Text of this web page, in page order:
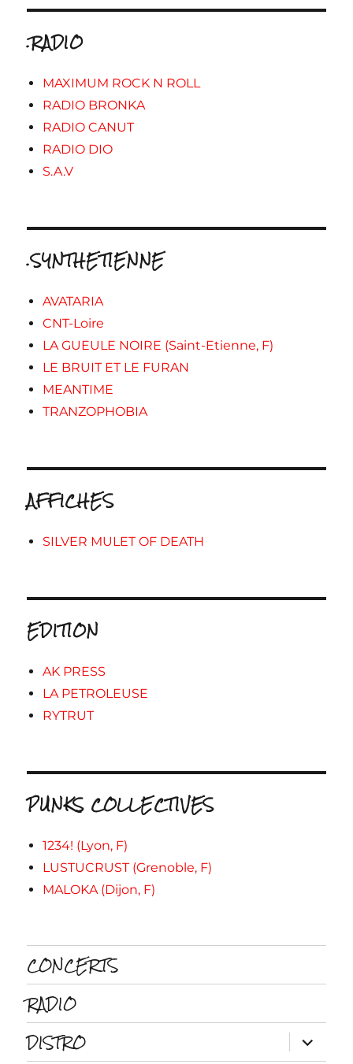
.RADIO
MAXIMUM ROCK N ROLL
RADIO BRONKA
RADIO CANUT
RADIO DIO
S.A.V
.SYNTHETIENNE
AVATARIA
CNT-Loire
LA GUEULE NOIRE (Saint-Etienne, F)
LE BRUIT ET LE FURAN
MEANTIME
TRANZOPHOBIA
AFFICHES
SILVER MULET OF DEATH
EDITION
AK PRESS
LA PETROLEUSE
RYTRUT
PUNKS COLLECTIVES
1234! (Lyon, F)
LUSTUCRUST (Grenoble, F)
MALOKA (Dijon, F)
CONCERTS
RADIO
DISTRO
ouvrir
le